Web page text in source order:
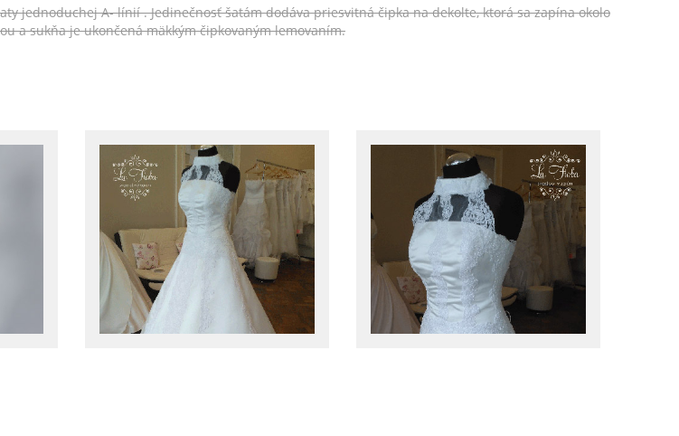
jednoduchej A- línií . Jedinečnosť šatám dodáva priesvitná čipka na dekolte, ktorá sa zapína okolo
a sukňa je ukončená mäkkým čipkovaným lemovaním.